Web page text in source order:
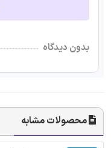
بدون دیدگاه
محصولات مشابه